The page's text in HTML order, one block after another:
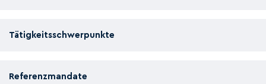
Tätigkeitsschwerpunkte
Referenzmandate